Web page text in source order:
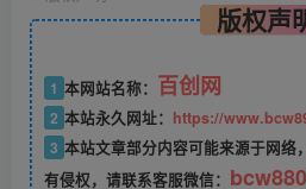
版权声
1 本网站名称： 百创网
2 本站永久网址： https://
3 本站文章部分内容可能来源于网络
有侵权，请联系客服微信：